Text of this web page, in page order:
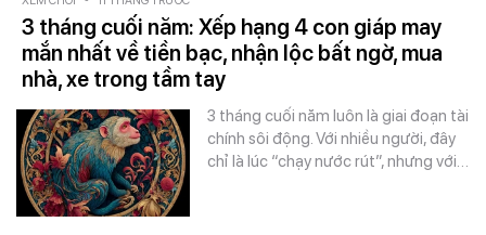
3 tháng cuối năm: Xếp hạng 4 con giáp may
mắn nhất về tiền bạc, nhận lộc bất ngờ, mua
nhà, xe trong tầm tay
3 tháng cuối năm luôn là giai đoạn tài
chính sôi động. Với nhiều người, đây
chỉ là lúc “chạy nước rút”, nhưng với…